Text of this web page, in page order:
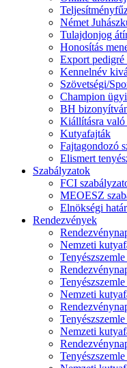
Német
Tulajdonjog
Honosítás
Export pedigré
Kennelnév
Szövetségi/
Champion
BH
Kiállításra való
Kutyafajták
Fajtagondozó
Elismert
Szabályzatok
FCI
MEOESZ
Elnökségi
Rendezvények
Nemzeti
Nemzeti
Nemzeti